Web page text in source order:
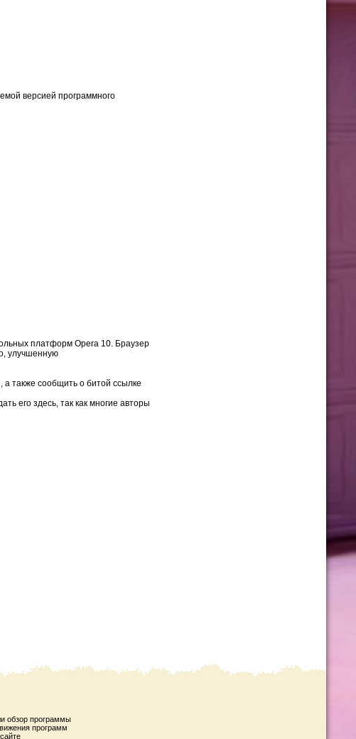
версией программного
платформ Opera 10. Браузер
улучшенную
а также сообщить о битой ссылке
его здесь, так как многие авторы
обзор программы
программ